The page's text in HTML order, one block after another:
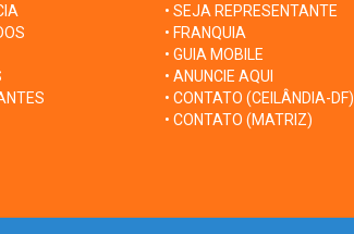
• SEJA REPRESENTANTE
• FRANQUIA
• GUIA MOBILE
• ANUNCIE AQUI
• CONTATO (CEILÂNDIA-DF)
• CONTATO (MATRIZ)